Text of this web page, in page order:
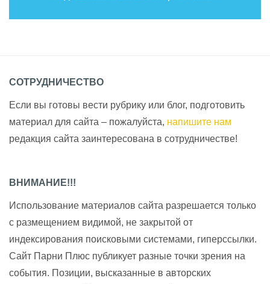
СОТРУДНИЧЕСТВО
Если вы готовы вести рубрику или блог, подготовить
материал для сайта – пожалуйста, напишите нам
редакция сайта заинтересована в сотрудничестве!
ВНИМАНИЕ!!!
Использование материалов сайта разрешается только
с размещением видимой, не закрытой от
индексирования поисковыми системами, гиперссылки.
Сайт Парни Плюс публикует разные точки зрения на
события. Позиции, высказанные в авторских